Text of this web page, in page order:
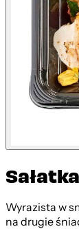
Wyrazista w
na drugie